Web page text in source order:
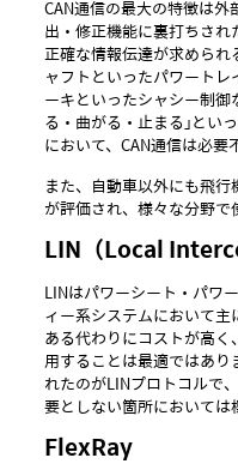
CAN通信の最大の特徴は
出・修正機能に裏打ちされ
正確な情報伝達が求めら
ャフトといったパワート
ーキといったシャシー制御
る・曲がる・止まる」とい
において、CAN通信は必要
また、自動車以外にも飛
が評価され、様々な分野で
LIN（Local
LINはパワーシート・パワ
ィー系システムにおいて主
ある代わりにコストが高
用することは最適ではあ
れたのがLINプロトコルで
要としない箇所においては
FlexRay